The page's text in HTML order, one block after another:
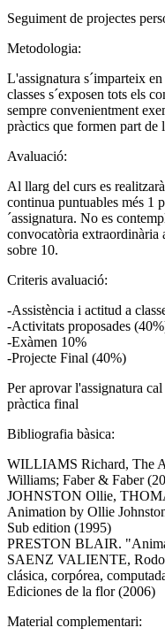
Seguiment de projectes
Metodologia:
L'assignatura s´imparteix
classes s´exposen tots els
sempre convenientment
pràctics que formen part
Avaluació:
Al llarg del curs es
continua puntuables més 1
´assignatura. No es
convocatòria extraordinària
sobre 10.
Criteris avaluació:
-Assistència i actitud a
-Activitats proposades
-Exàmen 10%
-Projecte Final (40%)
Per aprovar l'assignatura
pràctica final
Bibliografia bàsica:
WILLIAMS Richard, The
Williams; Faber & Faber
JOHNSTON Ollie,
Animation by Ollie
Sub edition (1995)
PRESTON BLAIR.
SAENZ VALIENTE,
clásica, corpórea,
Ediciones de la flor (2006)
Material complementari: